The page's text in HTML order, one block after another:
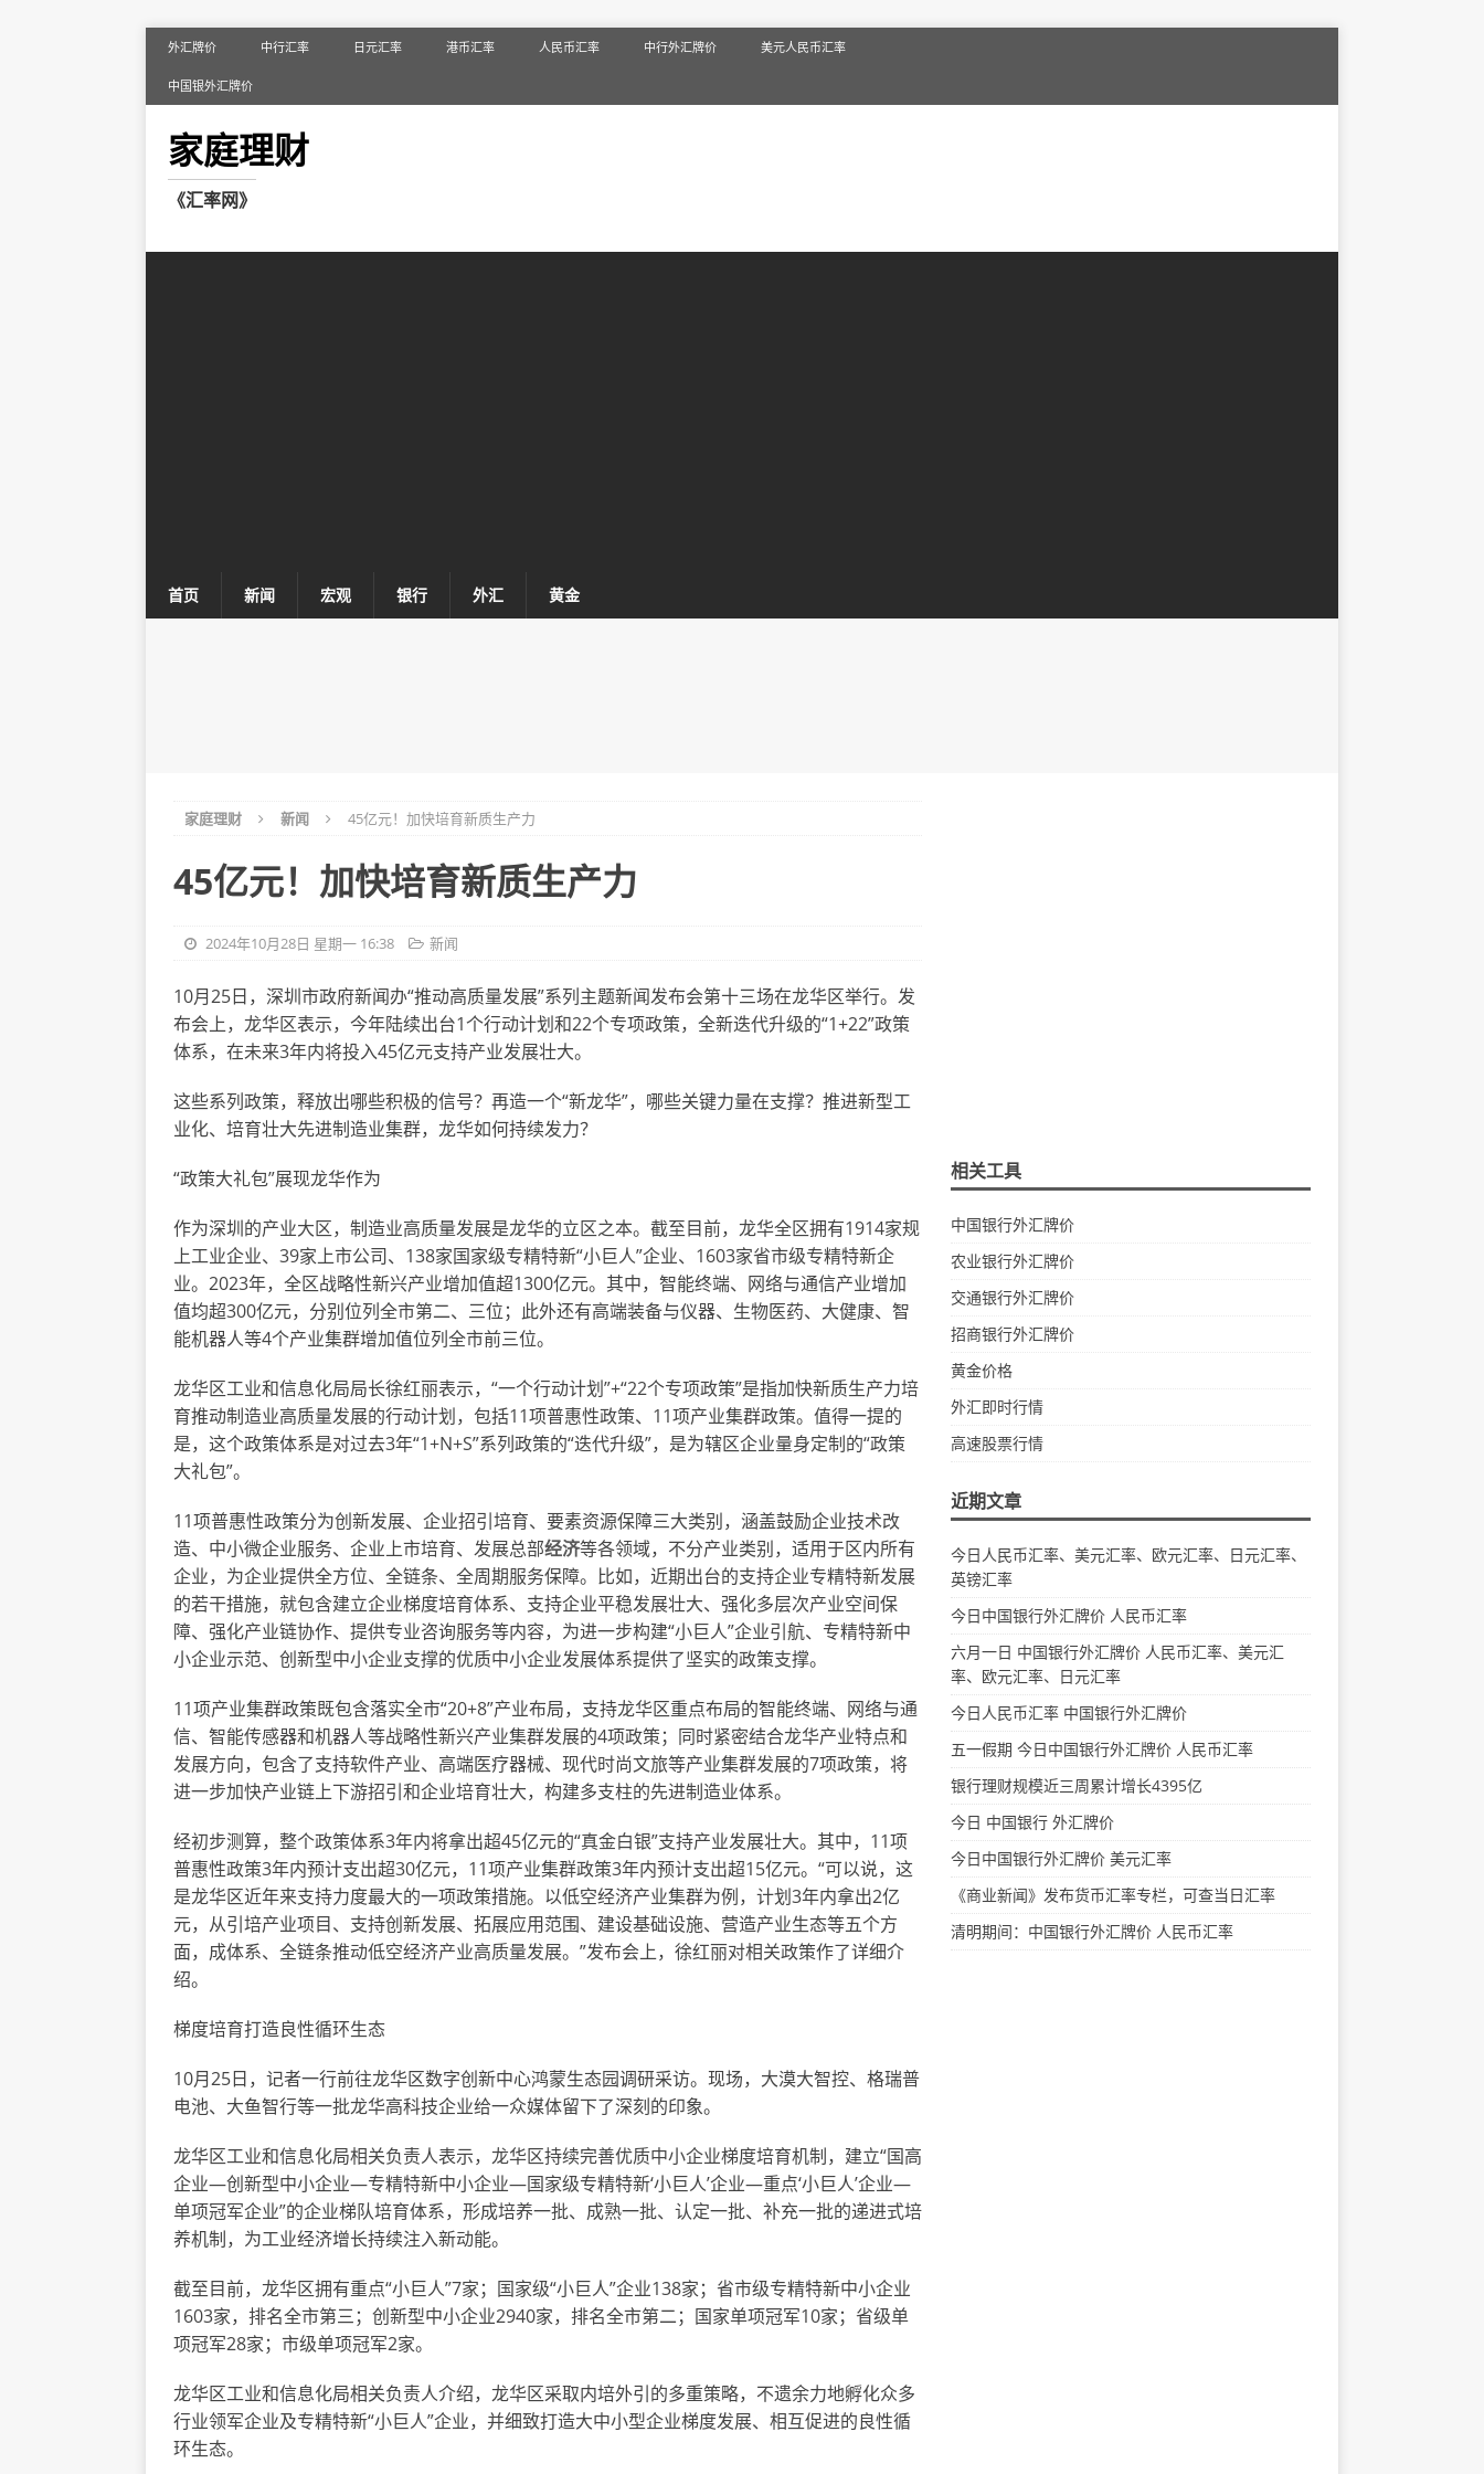
外汇牌价 中行汇率 日元汇率 港币汇率 人民币汇率 中行外汇牌价 美元人民币汇率
中国银外汇牌价
家庭理财
《汇率网》
首页 新闻 宏观 银行 外汇 黄金
家庭理财 新闻 45亿元！加快培育新质生产力
45亿元！加快培育新质生产力
2024年10月28日 星期一 16:38 新闻
10月25日，深圳市政府新闻办“推动高质量发展”系列主题新闻发布会第十三场在龙华区举行。发
布会上，龙华区表示，今年陆续出台1个行动计划和22个专项政策，全新迭代升级的“1+22”政策
体系，在未来3年内将投入45亿元支持产业发展壮大。
这些系列政策，释放出哪些积极的信号？再造一个“新龙华”，哪些关键力量在支撑？推进新型工
业化、培育壮大先进制造业集群，龙华如何持续发力？
“政策大礼包”展现龙华作为
作为深圳的产业大区，制造业高质量发展是龙华的立区之本。截至目前，龙华全区拥有1914家规
上工业企业、39家上市公司、138家国家级专精特新“小巨人”企业、1603家省市级专精特新企
业。2023年，全区战略性新兴产业增加值超1300亿元。其中，智能终端、网络与通信产业增加
值均超300亿元，分别位列全市第二、三位；此外还有高端装备与仪器、生物医药、大健康、智
能机器人等4个产业集群增加值位列全市前三位。
龙华区工业和信息化局局长徐红丽表示，“一个行动计划”+“22个专项政策”是指加快新质生产力培
育推动制造业高质量发展的行动计划，包括11项普惠性政策、11项产业集群政策。值得一提的
是，这个政策体系是对过去3年“1+N+S”系列政策的“迭代升级”，是为辖区企业量身定制的“政策
大礼包”。
11项普惠性政策分为创新发展、企业招引培育、要素资源保障三大类别，涵盖鼓励企业技术改
造、中小微企业服务、企业上市培育、发展总部经济等各领域，不分产业类别，适用于区内所有
企业，为企业提供全方位、全链条、全周期服务保障。比如，近期出台的支持企业专精特新发展
的若干措施，就包含建立企业梯度培育体系、支持企业平稳发展壮大、强化多层次产业空间保
障、强化产业链协作、提供专业咨询服务等内容，为进一步构建“小巨人”企业引航、专精特新中
小企业示范、创新型中小企业支撑的优质中小企业发展体系提供了坚实的政策支撑。
11项产业集群政策既包含落实全市“20+8”产业布局，支持龙华区重点布局的智能终端、网络与通
信、智能传感器和机器人等战略性新兴产业集群发展的4项政策；同时紧密结合龙华产业特点和
发展方向，包含了支持软件产业、高端医疗器械、现代时尚文旅等产业集群发展的7项政策，将
进一步加快产业链上下游招引和企业培育壮大，构建多支柱的先进制造业体系。
经初步测算，整个政策体系3年内将拿出超45亿元的“真金白银”支持产业发展壮大。其中，11项
普惠性政策3年内预计支出超30亿元，11项产业集群政策3年内预计支出超15亿元。“可以说，这
是龙华区近年来支持力度最大的一项政策措施。以低空经济产业集群为例，计划3年内拿出2亿
元，从引培产业项目、支持创新发展、拓展应用范围、建设基础设施、营造产业生态等五个方
面，成体系、全链条推动低空经济产业高质量发展。”发布会上，徐红丽对相关政策作了详细介
绍。
梯度培育打造良性循环生态
10月25日，记者一行前往龙华区数字创新中心鸿蒙生态园调研采访。现场，大漠大智控、格瑞普
电池、大鱼智行等一批龙华高科技企业给一众媒体留下了深刻的印象。
龙华区工业和信息化局相关负责人表示，龙华区持续完善优质中小企业梯度培育机制，建立“国高
企业—创新型中小企业—专精特新中小企业—国家级专精特新‘小巨人’企业—重点‘小巨人’企业—
单项冠军企业”的企业梯队培育体系，形成培养一批、成熟一批、认定一批、补充一批的递进式培
养机制，为工业经济增长持续注入新动能。
截至目前，龙华区拥有重点“小巨人”7家；国家级“小巨人”企业138家；省市级专精特新中小企业
1603家，排名全市第三；创新型中小企业2940家，排名全市第二；国家单项冠军10家；省级单
项冠军28家；市级单项冠军2家。
龙华区工业和信息化局相关负责人介绍，龙华区采取内培外引的多重策略，不遗余力地孵化众多
行业领军企业及专精特新“小巨人”企业，并细致打造大中小型企业梯度发展、相互促进的良性循
环生态。
相关工具
中国银行外汇牌价
农业银行外汇牌价
交通银行外汇牌价
招商银行外汇牌价
黄金价格
外汇即时行情
高速股票行情
近期文章
今日人民币汇率、美元汇率、欧元汇率、日元汇率、
英镑汇率
今日中国银行外汇牌价 人民币汇率
六月一日 中国银行外汇牌价 人民币汇率、美元汇
率、欧元汇率、日元汇率
今日人民币汇率 中国银行外汇牌价
五一假期 今日中国银行外汇牌价 人民币汇率
银行理财规模近三周累计增长4395亿
今日 中国银行 外汇牌价
今日中国银行外汇牌价 美元汇率
《商业新闻》发布货币汇率专栏，可查当日汇率
清明期间：中国银行外汇牌价 人民币汇率